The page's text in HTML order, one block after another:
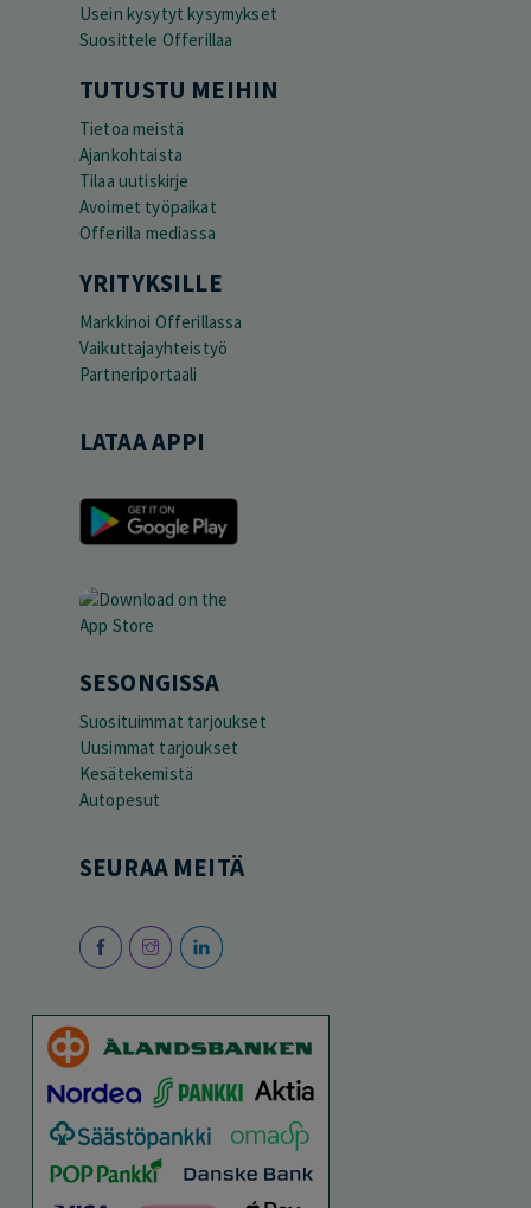
Usein kysytyt kysymykset
Suosittele Offerillaa
TUTUSTU MEIHIN
Tietoa meistä
Ajankohtaista
Tilaa uutiskirje
Avoimet työpaikat
Offerilla mediassa
YRITYKSILLE
Markkinoi Offerillassa
Vaikuttajayhteistyö
Partneriportaali
LATAA APPI
SESONGISSA
Suosituimmat tarjoukset
Uusimmat tarjoukset
Kesätekemistä
Autopesut
SEURAA MEITÄ